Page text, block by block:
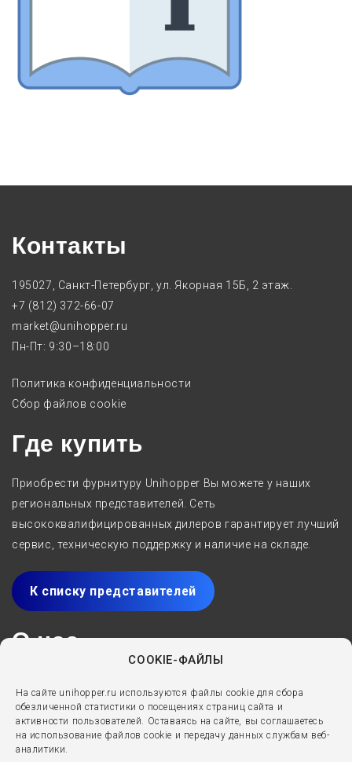
COOKIE-ФАЙЛЫ
На сайте unihopper.ru используются файлы cookie для сбора
обезличенной статистики о посещениях страниц сайта и
активности пользователей. Оставаясь на сайте, вы соглашаетесь
на использование файлов cookie и передачу данных службам веб-
аналитики.
Контакты
195027, Санкт-Петербург, ул. Якорная 15Б, 2 этаж.
+7 (812) 372-66-07
market@unihopper.ru
Пн-Пт: 9:30–18:00
Политика конфиденциальности
Сбор файлов cookie
Где купить
Приобрести фурнитуру Unihopper Вы можете у наших
региональных представителей. Сеть
высококвалифицированных дилеров гарантирует лучший
сервис, техническую поддержку и наличие на складе.
К списку представителей
О нас
2005 года специализируется на разработке,
производстве и реализации решений для мебели
премиум-класса. Выдвижные ящики, направляющие,